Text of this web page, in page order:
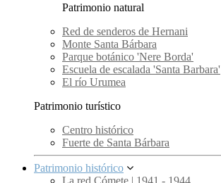
Patrimonio natural
Red de senderos de Hernani
Monte Santa Bárbara
Parque botánico 'Nere Borda'
Escuela de escalada 'Santa Barbara'
El río Urumea
Patrimonio turístico
Centro histórico
Fuerte de Santa Bárbara
Patrimonio histórico
La red Cómete | 1941 - 1944